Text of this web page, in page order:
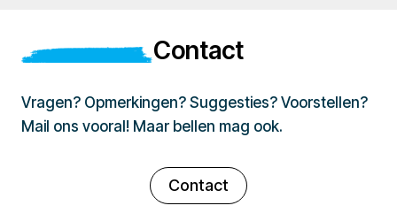
Contact
Vragen? Opmerkingen? Suggesties? Voorstellen?
Mail ons vooral! Maar bellen mag ook.
Contact